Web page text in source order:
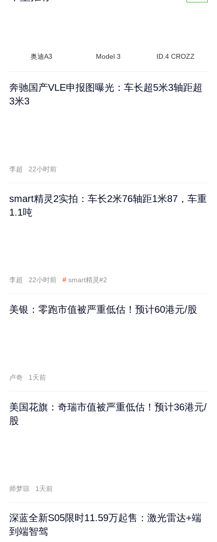
奥迪A3 Model 3 ID.4 CROZZ
奔驰国产VLE申报图曝光：车长超5米3轴距超
3米3
李超 22小时前
smart精灵2实拍：车长2米76轴距1米87，车重
1.1吨
李超 22小时前 # smart精灵#2
美银：零跑市值被严重低估！预计60港元/股
卢奇 1天前
美国花旗：奇瑞市值被严重低估！预计36港元/
股
师梦琼 1天前
深蓝全新S05限时11.59万起售：激光雷达+端
到端智驾